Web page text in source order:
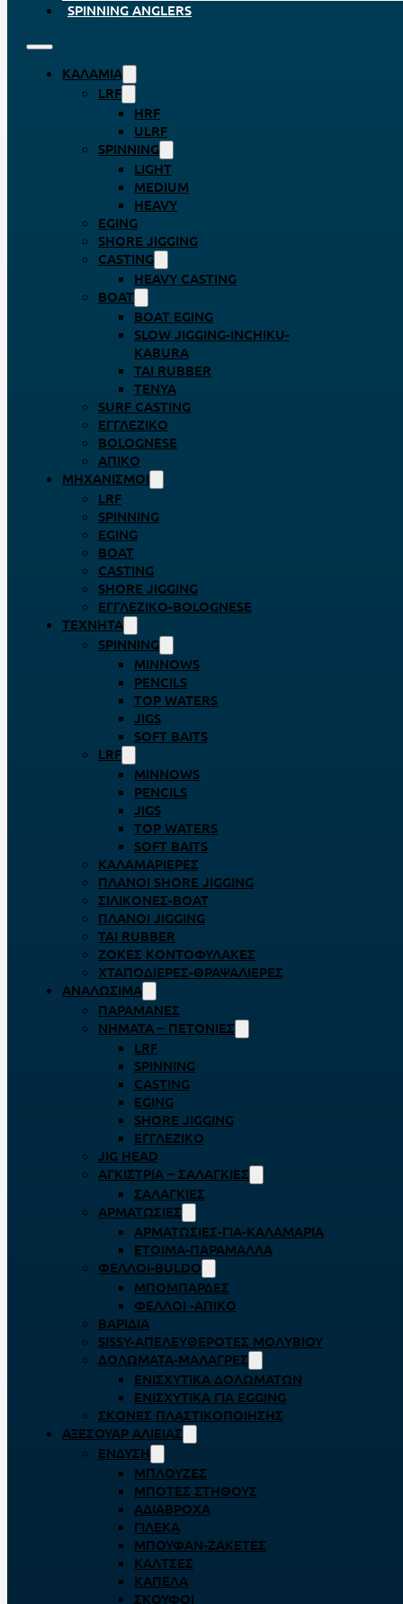
SPINNING ANGLERS
ΚΑΛΆΜΙΑ
LRF
HRF
ULRF
SPINNING
LIGHT
MEDIUM
HEAVY
EGING
SHORE JIGGING
CASTING
HEAVY CASTING
BOAT
BOAT EGING
SLOW JIGGING-INCHIKU-
KABURA
TAI RUBBER
TENYA
SURF CASTING
ΕΓΓΛΈΖΙΚΟ
BOLOGNESE
ΑΠΊΚΟ
ΜΗΧΑΝΙΣΜΟΊ
LRF
SPINNING
EGING
BOAT
CASTING
SHORE JIGGING
ΕΓΓΛΈΖΙΚΟ-BOLOGNESE
ΤΕΧΝΗΤΆ
SPINNING
MINNOWS
PENCILS
TOP WATERS
JIGS
SOFT BAITS
LRF
MINNOWS
PENCILS
JIGS
TOP WATERS
SOFT BAITS
ΚΑΛΑΜΑΡΙΈΡΕΣ
ΠΛΆΝΟΙ SHORE JIGGING
ΣΙΛΙΚΌΝΕΣ-BOAT
ΠΛΆΝΟΙ JIGGING
TAI RUBBER
ΖΌΚΕΣ ΚΟΝΤΟΦΎΛΑΚΕΣ
ΧΤΑΠΟΔΙΈΡΕΣ-ΘΡΑΨΑΛΙΈΡΕΣ
ΑΝΑΛΏΣΙΜΑ
ΠΑΡΑΜΆΝΕΣ
ΝΉΜΑΤΑ – ΠΕΤΟΝΙΈΣ
LRF
SPINNING
CASTING
EGING
SHORE JIGGING
ΕΓΓΛΈΖΙΚΟ
JIG HEAD
ΑΓΚΊΣΤΡΙΑ – ΣΑΛΑΓΚΙΈΣ
ΣΑΛΑΓΚΙΈΣ
ΑΡΜΑΤΩΣΙΈΣ
ΑΡΜΑΤΩΣΙΈΣ-ΓΙΑ-ΚΑΛΑΜΆΡΙΑ
ΈΤΟΙΜΑ-ΠΑΡΆΜΑΛΛΑ
ΦΕΛΛΟΊ-BULDO
ΜΠΟΜΠΆΡΔΕΣ
ΦΕΛΛΟΊ -ΑΠΊΚΟ
ΒΑΡΊΔΙΑ
SISSY-ΑΠΕΛΕΥΘΕΡΟΤΈΣ ΜΟΛΥΒΙΟΎ
ΔΟΛΏΜΑΤΑ-ΜΑΛΆΓΡΕΣ
ΕΝΙΣΧΥΤΙΚΆ ΔΟΛΩΜΆΤΩΝ
ΕΝΙΣΧΥΤΙΚΆ ΓΙΑ EGGING
ΣΚΌΝΕΣ ΠΛΑΣΤΙΚΟΠΟΊΗΣΗΣ
ΑΞΕΣΟΥΆΡ ΑΛΙΕΊΑΣ
ΈΝΔΥΣΗ
ΜΠΛΟΎΖΕΣ
ΜΠΌΤΕΣ ΣΤΉΘΟΥΣ
ΑΔΙΆΒΡΟΧΑ
ΓΙΛΈΚΑ
ΜΠΟΥΦΆΝ-ΖΑΚΈΤΕΣ
ΚΆΛΤΣΕΣ
ΚΑΠΈΛΑ
ΣΚΟΎΦΟΙ